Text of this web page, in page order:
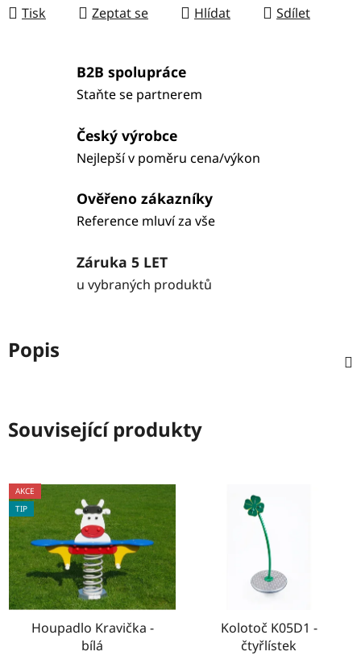
Tisk Zeptat se Hlídat Sdílet
B2B spolupráce
Staňte se partnerem
Český výrobce
Nejlepší v poměru cena/výkon
Ověřeno zákazníky
Reference mluví za vše
Záruka 5 LET
u vybraných produktů
Popis
Související produkty
AKCE
TIP
Houpadlo Kravička -
bílá
Kolotoč K05D1 -
čtyřlístek